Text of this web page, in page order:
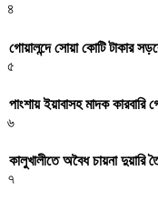
৪
গোয়ালন্দে সোয়া কোটি টাকার
৫
পাংশায় ইয়াবাসহ মাদক কারবারি
৬
কালুখালীতে অবৈধ চায়না দুয়ারি
৭